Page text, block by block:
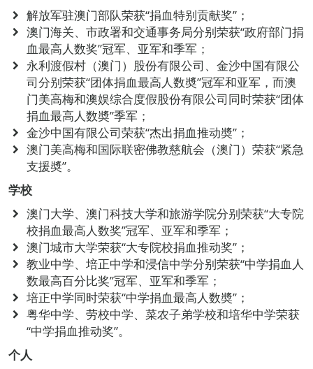
解放军驻澳门部队荣获“捐血特别贡献奖”；
澳门海关、市政署和交通事务局分别荣获“政府部门捐
血最高人数奖”冠军、亚军和季军；
永利渡假村（澳门）股份有限公司、金沙中国有限公
司分别荣获“团体捐血最高人数奬”冠军和亚军，而澳
门美高梅和澳娱综合度假股份有限公司同时荣获“团体
捐血最高人数奬”季军；
金沙中国有限公司荣获“杰出捐血推动奬”；
澳门美高梅和国际联密佛教慈航会（澳门）荣获“紧急
支援奬”。
学校
澳门大学、澳门科技大学和旅游学院分别荣获“大专院
校捐血最高人数奖”冠军、亚军和季军；
澳门城市大学荣获“大专院校捐血推动奖”；
教业中学、培正中学和浸信中学分别荣获“中学捐血人
数最高百分比奖”冠军、亚军和季军；
培正中学同时荣获“中学捐血最高人数奬”；
粤华中学、劳校中学、菜农子弟学校和培华中学荣获
“中学捐血推动奖”。
个人